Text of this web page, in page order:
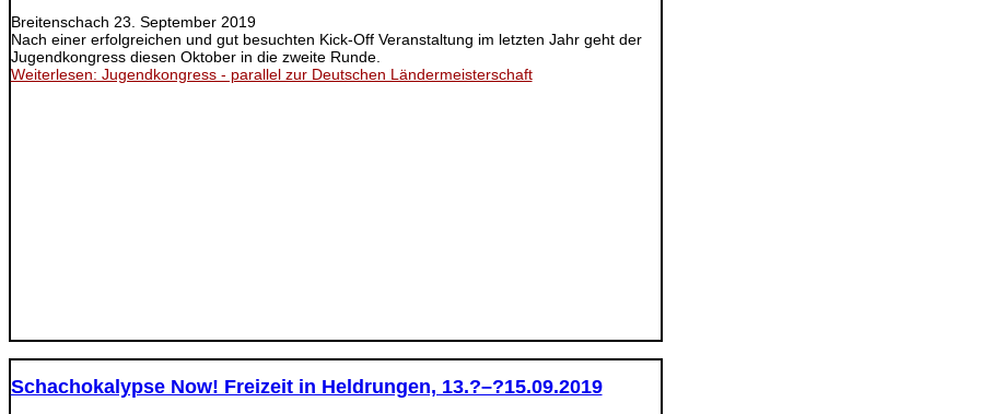
Breitenschach 23. September 2019
Nach einer erfolgreichen und gut besuchten Kick-Off Veranstaltung im letzten Jahr geht der
Jugendkongress diesen Oktober in die zweite Runde.
Weiterlesen: Jugendkongress - parallel zur Deutschen Ländermeisterschaft
Schachokalypse Now! Freizeit in Heldrungen, 13.?–?15.09.2019